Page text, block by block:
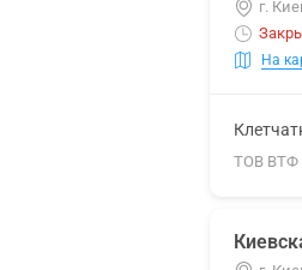
г.
На
ТОВ